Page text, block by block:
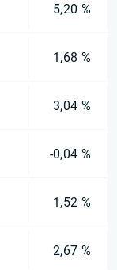
5,20 %
1,68 %
3,04 %
-0,04 %
1,52 %
2,67 %